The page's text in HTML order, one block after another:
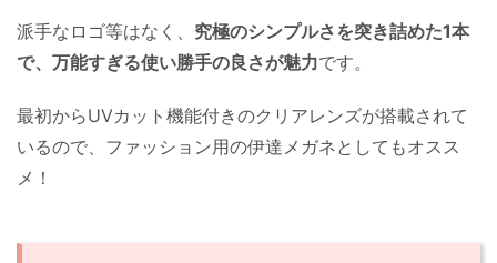
派手なロゴ等はなく、 究極のシンプルさを突き詰めた1本
で、万能すぎる使い勝手の良さが魅力です。
最初からUVカット機能付きのクリアレンズが搭載されて
いるので、ファッション用の伊達メガネとしてもオスス
メ！